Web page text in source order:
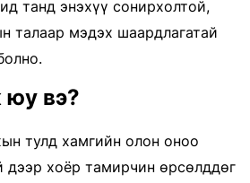
танд энэхүү сонирхолтой,
талаар мэдэх шаардлагатай
юу вэ?
тулд хамгийн олон оноо
дээр хоёр тамирчин өрсөлддөг